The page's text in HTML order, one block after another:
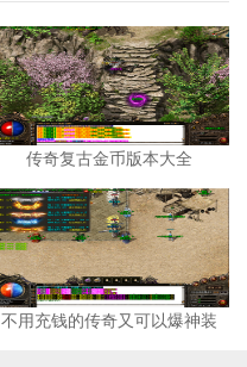
传奇复古金币版本大全
不用充钱的传奇又可以爆神装